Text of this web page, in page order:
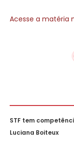
Acesse a matéria
STF tem
Luciana Boiteux